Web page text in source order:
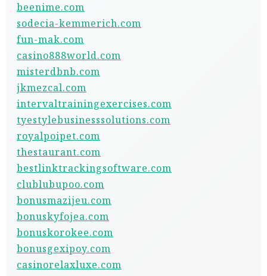
beenime.com
sodecia-kemmerich.com
fun-mak.com
casino888world.com
misterdbnb.com
jkmezcal.com
intervaltrainingexercises.com
tyestylebusinesssolutions.com
royalpoipet.com
thestaurant.com
bestlinktrackingsoftware.com
clublubupoo.com
bonusmazijeu.com
bonuskyfojea.com
bonuskorokee.com
bonusgexipoy.com
casinorelaxluxe.com